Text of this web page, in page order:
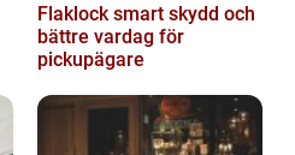
Flaklock smart skydd och
bättre vardag för
pickupägare